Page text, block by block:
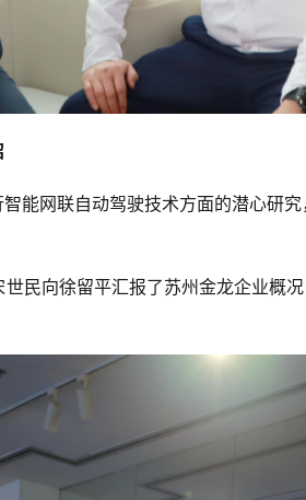
能网联自动驾驶技术方面的潜心研
民向徐留平汇报了苏州金龙企业概